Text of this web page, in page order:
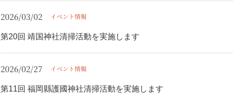
2026/03/02 イベント情報
第20回 靖国神社清掃活動を実施します
2026/02/27 イベント情報
第11回 福岡縣護國神社清掃活動を実施します